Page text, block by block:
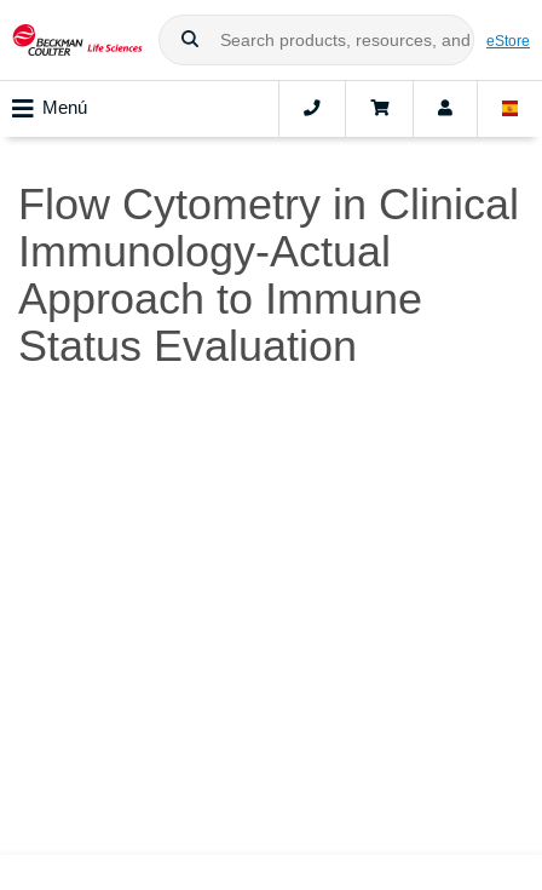
eStore
Menú
Flow Cytometry in Clinical
Immunology-Actual
Approach to Immune
Status Evaluation